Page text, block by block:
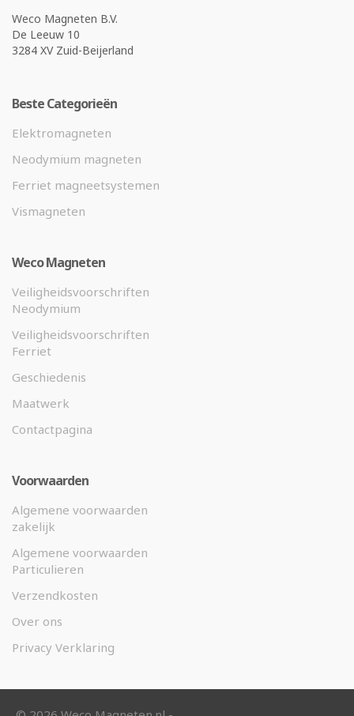
Weco Magneten B.V.
De Leeuw 10
3284 XV Zuid-Beijerland
Beste Categorieën
Elektromagneten
Neodymium magneten
Ferriet magneetsystemen
Vismagneten
Weco Magneten
Veiligheidsvoorschriften
Neodymium
Veiligheidsvoorschriften
Ferriet
Geschiedenis
Maatwerk
Contactpagina
Voorwaarden
Algemene voorwaarden
zakelijk
Algemene voorwaarden
Particulieren
Verzendkosten
Over ons
Privacy Verklaring